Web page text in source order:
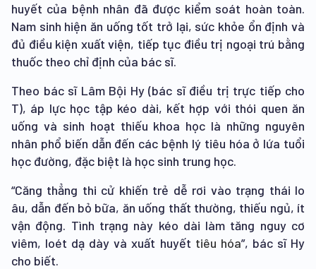
huyết của bệnh nhân đã được kiểm soát hoàn toàn.
Nam sinh hiện ăn uống tốt trở lại, sức khỏe ổn định và
đủ điều kiện xuất viện, tiếp tục điều trị ngoại trú bằng
thuốc theo chỉ định của bác sĩ.
Theo bác sĩ Lâm Bội Hy (bác sĩ điều trị trực tiếp cho
T), áp lực học tập kéo dài, kết hợp với thói quen ăn
uống và sinh hoạt thiếu khoa học là những nguyên
nhân phổ biến dẫn đến các bệnh lý tiêu hóa ở lứa tuổi
học đường, đặc biệt là học sinh trung học.
“Căng thẳng thi cử khiến trẻ dễ rơi vào trạng thái lo
âu, dẫn đến bỏ bữa, ăn uống thất thường, thiếu ngủ, ít
vận động. Tình trạng này kéo dài làm tăng nguy cơ
viêm, loét dạ dày và xuất huyết tiêu hóa”, bác sĩ Hy
cho biết.